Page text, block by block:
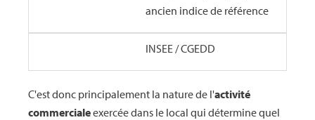
ancien indice de référence
INSEE / CGEDD
C'est donc principalement la nature de l'activité
commercialeexercée dans le local qui détermine quel